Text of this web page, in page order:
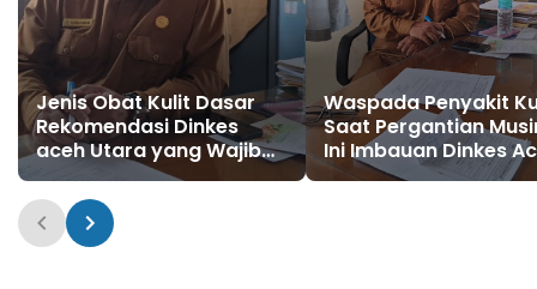
Jenis Obat Kulit Dasar
Rekomendasi Dinkes
aceh Utara yang Wajib
Disediakan di Rumah
untuk Penanganan
Pertama
Waspada Penyakit
Saat Pergantian
Ini Imbauan Dinkes
Utara untuk